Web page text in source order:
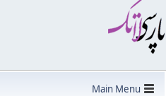
Main Menu